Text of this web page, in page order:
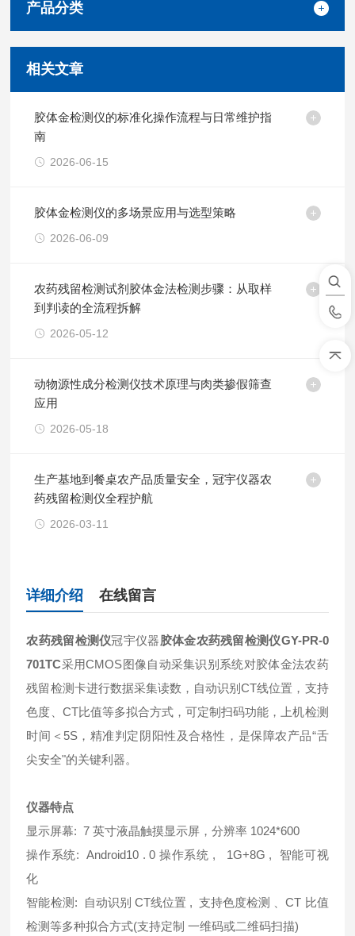
产品分类
相关文章
胶体金检测仪的标准化操作流程与日常维护指
南
2026-06-15
胶体金检测仪的多场景应用与选型策略
2026-06-09
农药残留检测试剂胶体金法检测步骤：从取样
到判读的全流程拆解
2026-05-12
动物源性成分检测仪技术原理与肉类掺假筛查
应用
2026-05-18
生产基地到餐桌农产品质量安全，冠宇仪器农
药残留检测仪全程护航
2026-03-11
详细介绍 在线留言
农药残留检测仪冠宇仪器胶体金农药残留检测仪GY-PR-0
701TC采用CMOS图像自动采集识别系统对胶体金法农药
残留检测卡进行数据采集读数，自动识别CT线位置，支持
色度、CT比值等多拟合方式，可定制扫码功能，上机检测
时间＜5S，精准判定阴阳性及合格性，是保障农产品“舌
尖安全"的关键利器。
仪器特点
显示屏幕: 7 英寸液晶触摸显示屏，分辨率 1024*600
操作系统: Android10 . 0 操作系统 , 1G+8G , 智能可视
化
智能检测: 自动识别 CT线位置 , 支持色度检测 、CT 比值
检测等多种拟合方式(支持定制 一维码或二维码扫描)